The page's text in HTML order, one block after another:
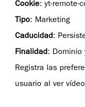
Cookie: yt-remote-
Tipo: Marketing
Caducidad:
Finalidad: Dominio
Registra las
usuario al ver